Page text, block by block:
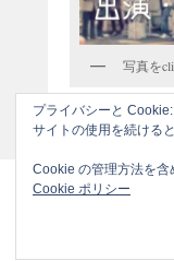
写真を
著作権表示 © 2026
プライバシーと
サイトの使用を続ける
Cookie の管理方法を含
Cookie ポリシー